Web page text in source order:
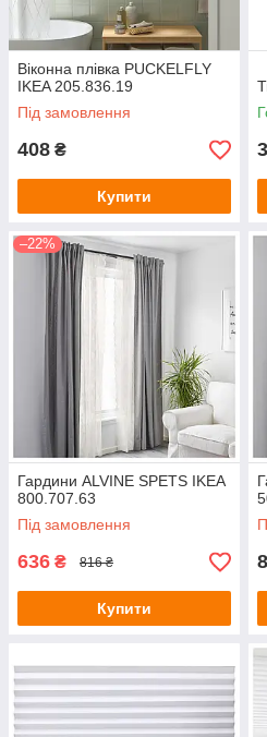
Віконна плівка PUCKELFLY
IKEA 205.836.19
Під замовлення
408 ₴
Купити
–22%
Гардини ALVINE SPETS IKEA
800.707.63
Під замовлення
636 ₴ 816 ₴
Купити